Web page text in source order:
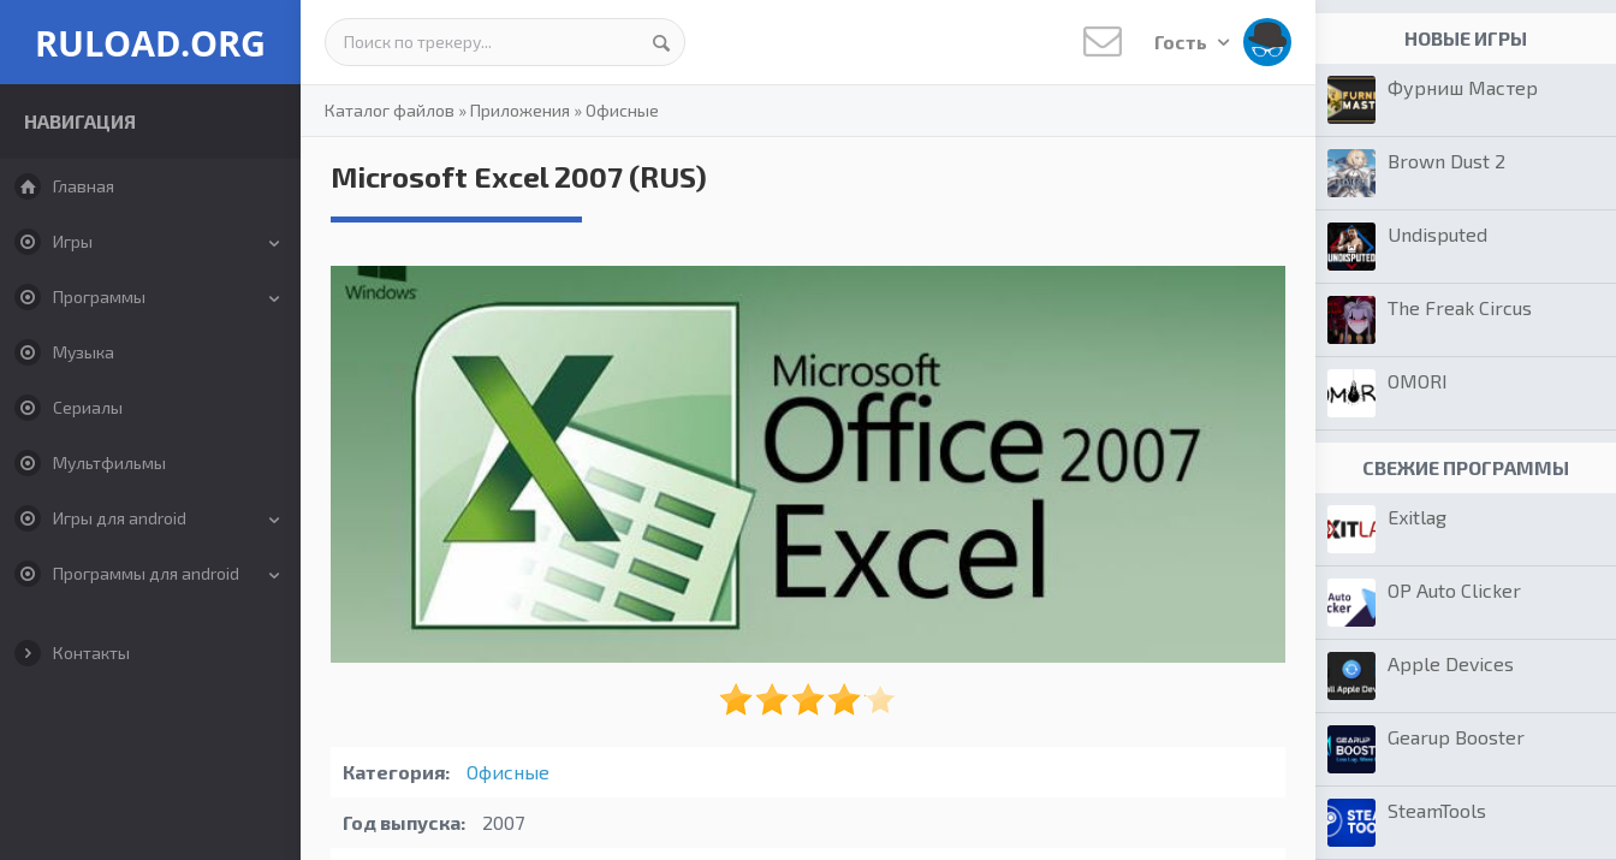
RULOAD.ORG
НАВИГАЦИЯ
Главная
Игры
Программы
Музыка
Сериалы
Мультфильмы
Игры для android
Программы для android
Контакты
Гость
Каталог файлов »Приложения »Офисные
Microsoft Excel 2007 (RUS)
Категория: Офисные
Год выпуска: 2007
НОВЫЕ ИГРЫ
Фурниш Мастер
Brown Dust 2
Undisputed
The Freak Circus
OMORI
СВЕЖИЕ ПРОГРАММЫ
Exitlag
OP Auto Clicker
Apple Devices
Gearup Booster
SteamTools